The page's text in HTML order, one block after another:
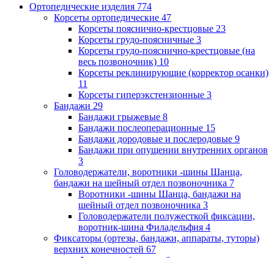
Ортопедические изделия 774
Корсеты ортопедические 47
Корсеты пояснично-крестцовые 23
Корсеты грудо-поясничные 3
Корсеты грудо-пояснично-крестцовые (на
весь позвоночник) 10
Корсеты реклинирующие (корректор осанки)
11
Корсеты гиперэкстензионные 3
Бандажи 29
Бандажи грыжевые 8
Бандажи послеоперационные 15
Бандажи дородовые и послеродовые 9
Бандажи при опущении внутренних органов
3
Головодержатели, воротники -шины Шанца,
бандажи на шейный отдел позвоночника 7
Воротники -шины Шанца, бандажи на
шейный отдел позвоночника 3
Головодержатели полужесткой фиксации,
воротник-шина Филадельфия 4
Фиксаторы (ортезы, бандажи, аппараты, туторы)
верхних конечностей 67